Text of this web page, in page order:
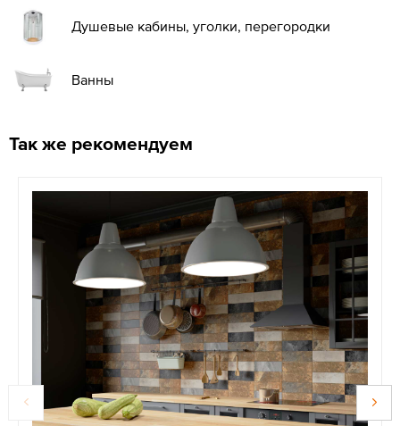
Душевые кабины, уголки, перегородки
Ванны
Так же рекомендуем